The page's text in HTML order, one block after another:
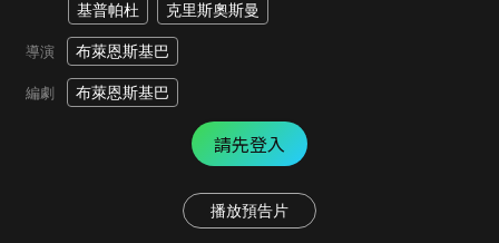
基普帕杜
克里斯奧斯曼
導演 布萊恩斯基巴
編劇 布萊恩斯基巴
請先登入
播放預告片